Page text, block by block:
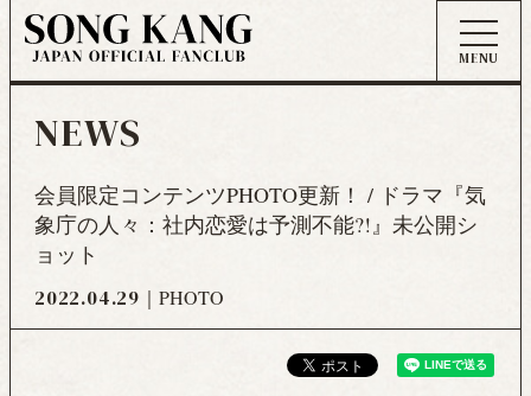
NEWS
会員限定コンテンツPHOTO更新！ / ドラマ『気
象庁の人々：社内恋愛は予測不能?!』未公開シ
ョット
2022.04.29 PHOTO